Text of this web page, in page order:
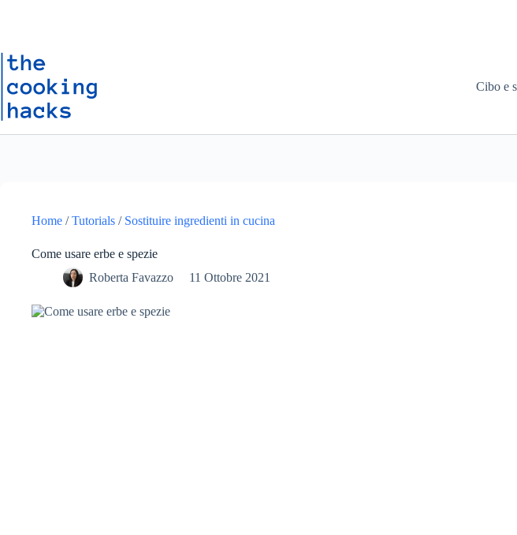
t
o
n
Cibo e
Home /Tutorials / Sostituire ingredienti in cucina
Come usare erbe e spezie
Roberta Favazzo
11 Ottobre 2021